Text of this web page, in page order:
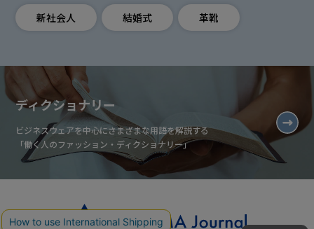
新社会人 結婚式 革靴
ディクショナリー
ビジネスウェアを中心にさまざまな用語を解説する
「働く人のファッション・ディクショナリー」